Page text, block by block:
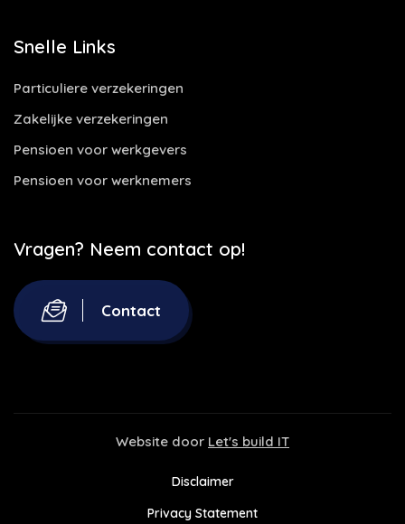
Snelle Links
Particuliere verzekeringen
Zakelijke verzekeringen
Pensioen voor werkgevers
Pensioen voor werknemers
Vragen? Neem contact op!
Contact
Website door Let's build IT
Disclaimer
Privacy Statement